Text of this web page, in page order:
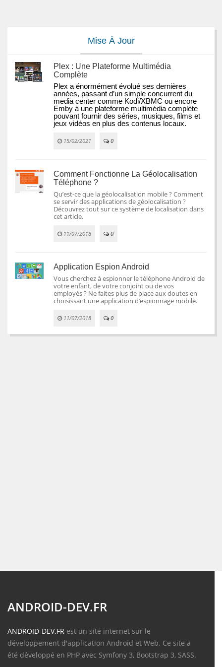
Mise À Jour
Plex : Une Plateforme Multimédia
Complète
Plex a énormément évolué ses dernières
années, passant d’un simple concurrent du
media center comme Kodi/XBMC ou encore
Emby à une plateforme multimédia complète
pouvant fournir des séries, musiques, films et
jeux vidéos en plus des contenus locaux.
15/02/2021 0
Comment Fonctionne La Géolocalisation
Téléphone ?
Qu’est-ce que la géolocalisation mobile ? Comment
se servir des applications de géolocalisation ?
Découvrez tout sur ce système de localisation dans
cet article.
11/07/2018 0
Application Espion Android
Vous cherchez à espionner le téléphone Android de
votre enfant, de votre conjoint ou de vos
employés ? Ne faites plus de place aux doutes en
choisissant une application d’espionnage mobile.
11/07/2018 0
ANDROID-DEV.FR
ANDROID-DEV.FR est un site internet sur le
développement d'application Android et Web. Ce site a
été développé en PHP avec Symfony 3, Bootstrap 3, SASS.